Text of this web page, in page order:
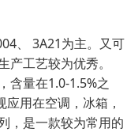
、 3A21为主。又可
工艺较为优秀。
含量在1.0-1.5%之
用在空调，冰箱，
，是一款较为常用的